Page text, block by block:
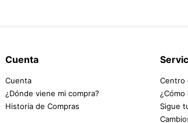
Cuenta
Cuenta
¿Dónde viene mi compra?
Historia de Compras
Centro
Sigue